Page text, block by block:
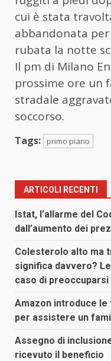
cui è stata
abbandonata
rubata la notte
Il pm di Milano
prossime ore un
stradale
soccorso.
Tags: primo piano
ARTICOLI RECENTI
Istat, l’allarme del
dall’aumento dei
Colesterolo alto ma
significa davvero?
caso di preoccuparsi
Amazon introduce
per assistere un
Assegno di
ricevuto il beneficio